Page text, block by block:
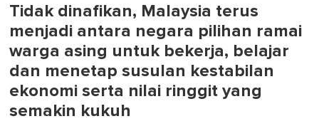
Tidak dinafikan, Malaysia terus
menjadi antara negara pilihan ramai
warga asing untuk bekerja, belajar
dan menetap susulan kestabilan
ekonomi serta nilai ringgit yang
semakin kukuh